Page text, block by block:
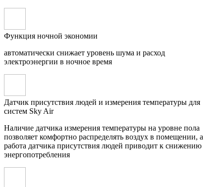
Функция ночной экономии
автоматически снижает уровень шума и расход
электроэнергии в ночное время
Датчик присутствия людей и измерения температуры для
систем Sky Air
Наличие датчика измерения температуры на уровне пола
позволяет комфортно распределять воздух в помещении, а
работа датчика присутствия людей приводит к снижению
энергопотребления